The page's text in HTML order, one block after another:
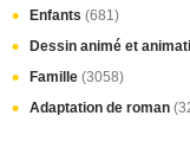
Enfants (681)
Dessin animé et
Famille (3058)
Adaptation de roman